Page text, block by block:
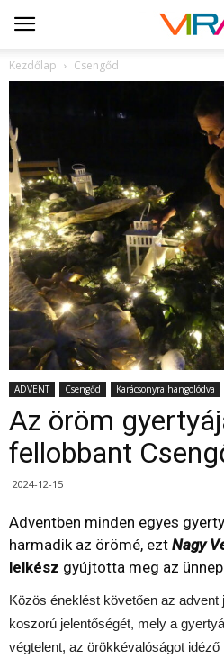
Kezdőlap Csengőd
ADVENT Csengőd Karácsonyra hangolódva
Az öröm
fellobbant
2024-12-15
Adventben minden egyes
harmadik az örömé, ezt Nagy
lelkész gyújtotta meg az
Közös éneklést követően az
koszorú jelentőségét, mely a
végtelent, az örökkévalóságot